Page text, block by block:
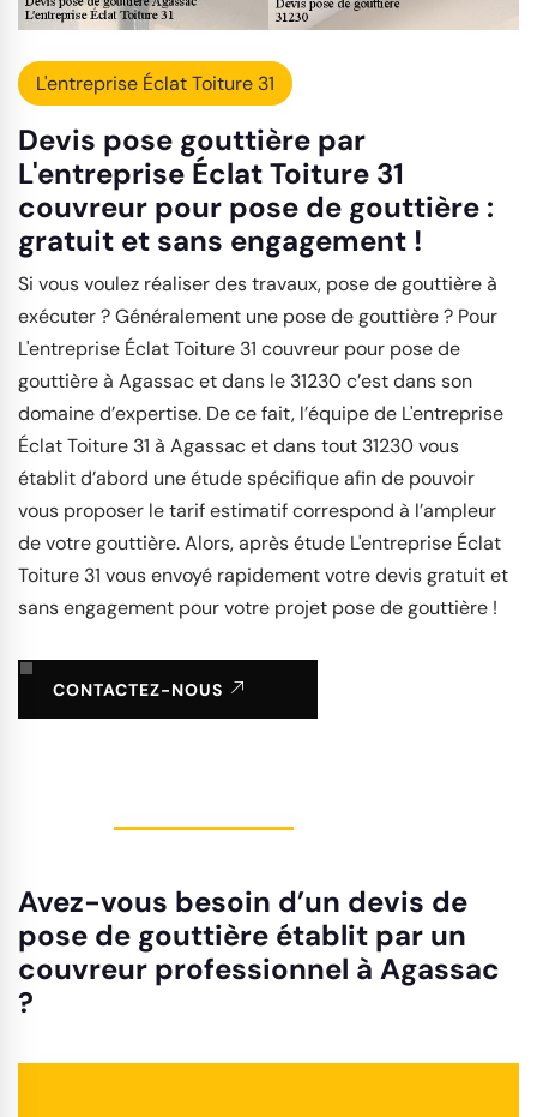
L'entreprise Éclat Toiture 31
Devis pose gouttière par
L'entreprise Éclat Toiture 31
couvreur pour pose de gouttière :
gratuit et sans engagement !
Si vous voulez réaliser des travaux, pose de gouttière à
exécuter ? Généralement une pose de gouttière ? Pour
L'entreprise Éclat Toiture 31 couvreur pour pose de
gouttière à Agassac et dans le 31230 c’est dans son
domaine d’expertise. De ce fait, l’équipe de L'entreprise
Éclat Toiture 31 à Agassac et dans tout 31230 vous
établit d’abord une étude spécifique afin de pouvoir
vous proposer le tarif estimatif correspond à l’ampleur
de votre gouttière. Alors, après étude L'entreprise Éclat
Toiture 31 vous envoyé rapidement votre devis gratuit et
sans engagement pour votre projet pose de gouttière !
CONTACTEZ-NOUS
Avez-vous besoin d’un devis de
pose de gouttière établit par un
couvreur professionnel à Agassac
?